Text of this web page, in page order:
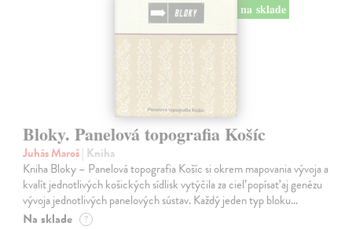
na sklade
Bloky. Panelová topografia Košíc
Juhás Maroš| Kniha
Kniha Bloky – Panelová topografia Košíc si okrem mapovania vývoja a
kvalít jednotlivých košických sídlisk vytýčila za cieľ popísať aj genézu
vývoja jednotlivých panelových sústav. Každý jeden typ bloku…
Na sklade ?